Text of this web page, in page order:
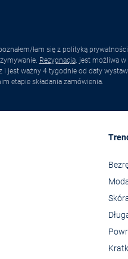
łam się z polityką
Rezygnacja. jest możliwa w
jest ważny 4 tygodnie od daty
etapie składania zamówienia.